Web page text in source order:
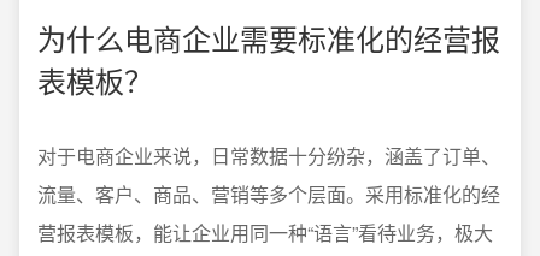
为什么电商企业需要标准化的经营报
表模板？
对于电商企业来说，日常数据十分纷杂，涵盖了订单、
流量、客户、商品、营销等多个层面。采用标准化的经
营报表模板，能让企业用同一种“语言”看待业务，极大